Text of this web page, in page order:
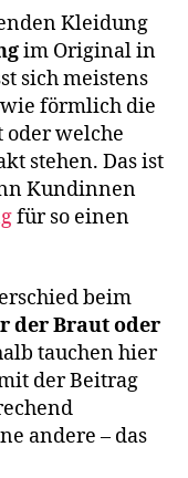
Kleidung
im Original in
sich meistens
förmlich die
oder welche
stehen. Das ist
Kundinnen
für so einen
beim
der Braut oder
tauchen hier
der Beitrag
andere – das